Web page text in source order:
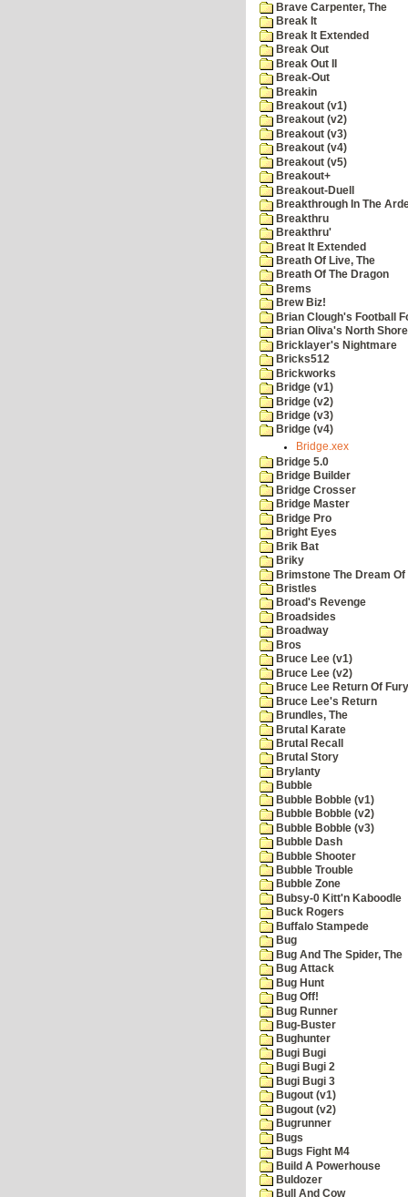
Brave Carpenter, The
Break It
Break It Extended
Break Out
Break Out II
Break-Out
Breakin
Breakout (v1)
Breakout (v2)
Breakout (v3)
Breakout (v4)
Breakout (v5)
Breakout+
Breakout-Duell
Breakthrough In The
Breakthru
Breakthru'
Breat It Extended
Breath Of Live, The
Breath Of The Dragon
Brems
Brew Biz!
Brian Clough's Football
Brian Oliva's North
Bricklayer's Nightmare
Bricks512
Brickworks
Bridge (v1)
Bridge (v2)
Bridge (v3)
Bridge (v4)
Bridge.xex
Bridge 5.0
Bridge Builder
Bridge Crosser
Bridge Master
Bridge Pro
Bright Eyes
Brik Bat
Briky
Brimstone The Dream Of
Bristles
Broad's Revenge
Broadsides
Broadway
Bros
Bruce Lee (v1)
Bruce Lee (v2)
Bruce Lee Return Of Fury
Bruce Lee's Return
Brundles, The
Brutal Karate
Brutal Recall
Brutal Story
Brylanty
Bubble
Bubble Bobble (v1)
Bubble Bobble (v2)
Bubble Bobble (v3)
Bubble Dash
Bubble Shooter
Bubble Trouble
Bubble Zone
Bubsy-0 Kitt'n Kaboodle
Buck Rogers
Buffalo Stampede
Bug
Bug And The Spider, The
Bug Attack
Bug Hunt
Bug Off!
Bug Runner
Bug-Buster
Bughunter
Bugi Bugi
Bugi Bugi 2
Bugi Bugi 3
Bugout (v1)
Bugout (v2)
Bugrunner
Bugs
Bugs Fight M4
Build A Powerhouse
Buldozer
Bull And Cow